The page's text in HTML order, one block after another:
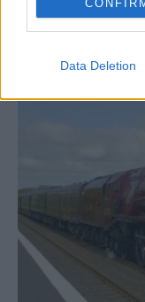
Data Deletion
Απεγκλωβίστηκε
Συγκρούστηκε τρένο